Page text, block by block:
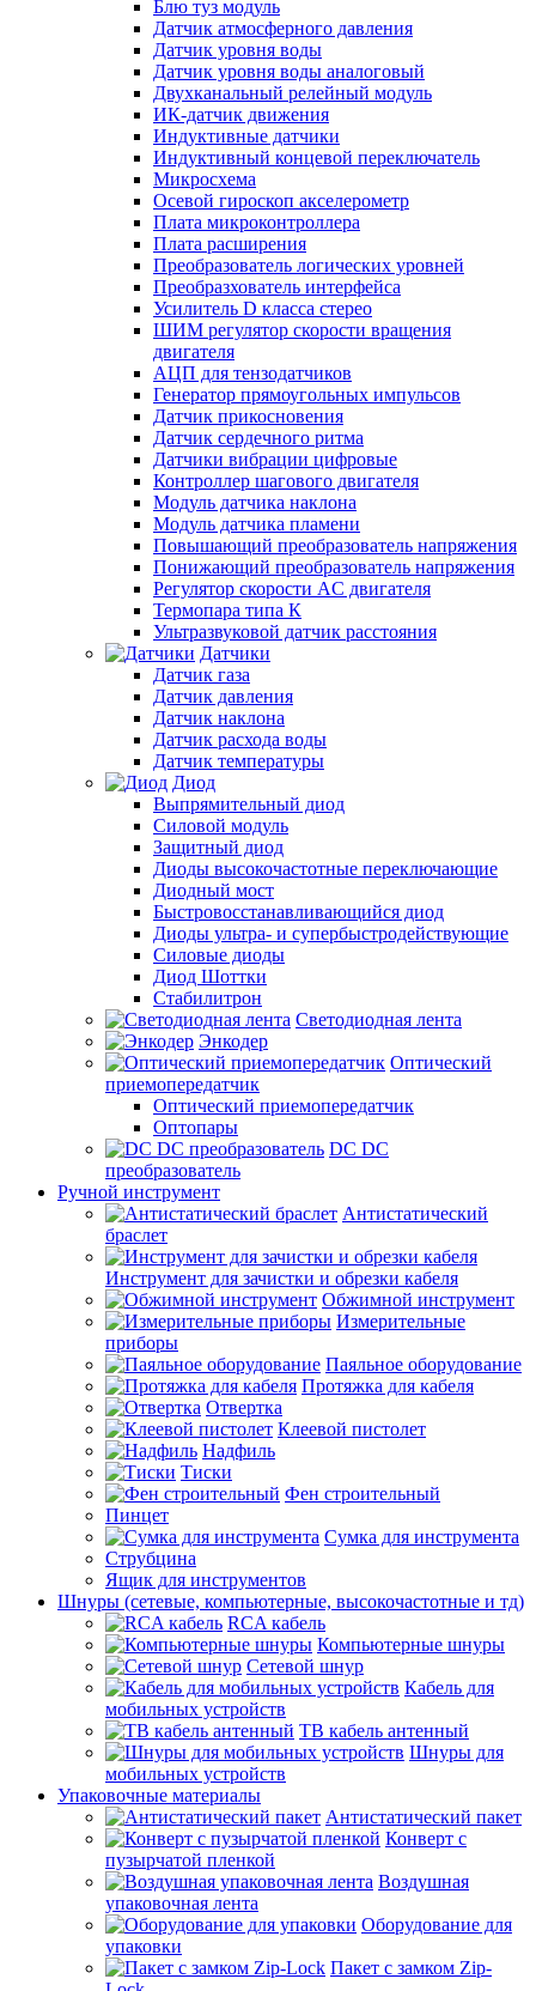
Блю туз модуль
Датчик атмосферного давления
Датчик уровня воды
Датчик уровня воды аналоговый
Двухканальный релейный модуль
ИК-датчик движения
Индуктивные датчики
Индуктивный концевой переключатель
Микросхема
Осевой гироскоп акселерометр
Плата микроконтроллера
Плата расширения
Преобразователь логических уровней
Преобразхователь интерфейса
Усилитель D класса стерео
ШИМ регулятор скорости вращения
двигателя
АЦП для тензодатчиков
Генератор прямоугольных импульсов
Датчик прикосновения
Датчик сердечного ритма
Датчики вибрации цифровые
Контроллер шагового двигателя
Модуль датчика наклона
Модуль датчика пламени
Повышающий преобразователь напряжения
Понижающий преобразователь напряжения
Регулятор скорости AC двигателя
Термопара типа К
Ультразвуковой датчик расстояния
Датчики
Датчик газа
Датчик давления
Датчик наклона
Датчик расхода воды
Датчик температуры
Диод
Выпрямительный диод
Силовой модуль
Защитный диод
Диоды высокочастотные переключающие
Диодный мост
Быстровосстанавливающийся диод
Диоды ультра- и супербыстродействующие
Силовые диоды
Диод Шоттки
Стабилитрон
Светодиодная лента
Энкодер
Оптический
приемопередатчик
Оптический приемопередатчик
Оптопары
DC DC
преобразователь
Ручной инструмент
Антистатический
браслет
Инструмент для зачистки и обрезки кабеля
Обжимной инструмент
Измерительные
приборы
Паяльное оборудование
Протяжка для кабеля
Отвертка
Клеевой пистолет
Надфиль
Тиски
Фен строительный
Пинцет
Сумка для инструмента
Струбцина
Ящик для инструментов
Шнуры (сетевые, компьютерные, высокочастотные и тд)
RCA кабель
Компьютерные шнуры
Сетевой шнур
Кабель для
мобильных устройств
ТВ кабель антенный
Шнуры для
мобильных устройств
Упаковочные материалы
Антистатический пакет
Конверт с
пузырчатой пленкой
Воздушная
упаковочная лента
Оборудование для
упаковки
Пакет с замком Zip-